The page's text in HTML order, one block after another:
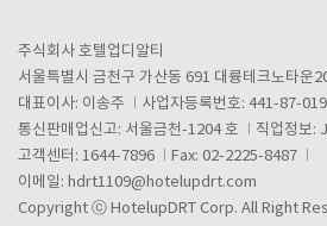
주식회사 호텔업디알티
서울특별시 금천구 가산동 691 대륭테크노타운
대표이사: 이송주
사업자등록번호: 441-87-
통신판매업신고: 서울금천-1204 호
직업정보:
고객센터: 1644-7896
Fax: 02-2225-8487
이메일: hdrt1109@hotelupdrt.com
Copyright ⓒ HotelupDRT Corp. All Right